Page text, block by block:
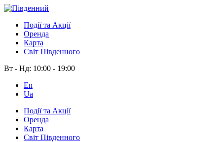
Події та Акції
Оренда
Карта
Світ Південного
Вт - Нд: 10:00 - 19:00
En
Ua
Події та Акції
Оренда
Карта
Світ Південного